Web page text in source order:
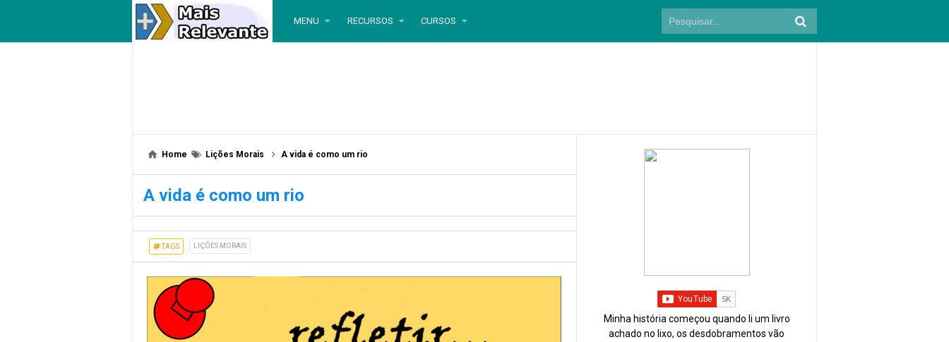
MENU RECURSOS CURSOS
Home Lições Morais A vida é como um rio
A vida é como um rio
TAGS LIÇÕES MORAIS
Minha história começou quando li um livro
achado no lixo, os desdobramentos vão